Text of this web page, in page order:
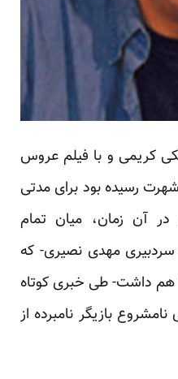
کریمی و با فیلم عروس
رسیده بود برای مدتی
در آن زمان، میان تمام
مهدی نصیری- که
هم داشت- طی خبری کوتاه
بازیگر نامبرده از